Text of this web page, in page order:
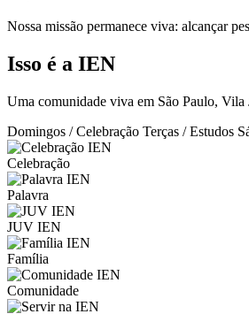
Nossa missão permanece viva: alcançar
Isso é a IEN
Uma comunidade viva em São Paulo, Vila
Domingos / Celebração Terças / Estudos
Celebração
Palavra
JUV IEN
Família
Comunidade